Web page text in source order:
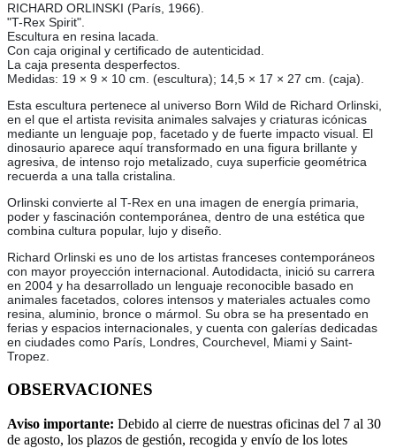
RICHARD ORLINSKI (París, 1966).
"T-Rex Spirit".
Escultura en resina lacada.
Con caja original y certificado de autenticidad.
La caja presenta desperfectos.
Medidas: 19 × 9 × 10 cm. (escultura); 14,5 × 17 × 27 cm. (caja).
Esta escultura pertenece al universo Born Wild de Richard Orlinski,
en el que el artista revisita animales salvajes y criaturas icónicas
mediante un lenguaje pop, facetado y de fuerte impacto visual. El
dinosaurio aparece aquí transformado en una figura brillante y
agresiva, de intenso rojo metalizado, cuya superficie geométrica
recuerda a una talla cristalina.
Orlinski convierte al T-Rex en una imagen de energía primaria,
poder y fascinación contemporánea, dentro de una estética que
combina cultura popular, lujo y diseño.
Richard Orlinski es uno de los artistas franceses contemporáneos
con mayor proyección internacional. Autodidacta, inició su carrera
en 2004 y ha desarrollado un lenguaje reconocible basado en
animales facetados, colores intensos y materiales actuales como
resina, aluminio, bronce o mármol. Su obra se ha presentado en
ferias y espacios internacionales, y cuenta con galerías dedicadas
en ciudades como París, Londres, Courchevel, Miami y Saint-
Tropez.
OBSERVACIONES
Aviso importante: Debido al cierre de nuestras oficinas del 7 al 30
de agosto, los plazos de gestión, recogida y envío de los lotes